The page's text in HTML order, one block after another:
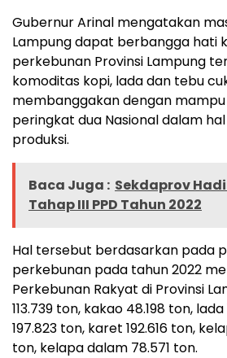
Gubernur Arinal mengatakan
Lampung dapat berbangga hati
perkebunan Provinsi Lampung
komoditas kopi, lada dan tebu
membanggakan dengan
peringkat dua Nasional dalam
produksi.
Baca Juga : Sekdaprov
Tahap III PPD Tahun 2022
Hal tersebut berdasarkan pada
perkebunan pada tahun 2022
Perkebunan Rakyat di Provinsi
113.739 ton, kakao 48.198 ton,
197.823 ton, karet 192.616 ton,
ton, kelapa dalam 78.571 ton.